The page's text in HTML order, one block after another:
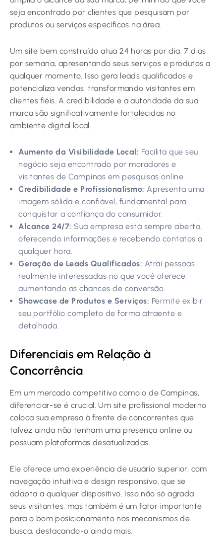
seja encontrado por clientes que pesquisam por
produtos ou serviços específicos na área.
Um site bem construído atua 24 horas por dia, 7 dias
por semana, apresentando seus serviços e produtos a
qualquer momento. Isso gera leads qualificados e
potencializa vendas, transformando visitantes em
clientes fiéis. A credibilidade e a autoridade da sua
marca são significativamente fortalecidas no
ambiente digital local.
Aumento da Visibilidade Local: Facilita que seu
negócio seja encontrado por moradores e
visitantes de Campinas em pesquisas online.
Credibilidade e Profissionalismo: Apresenta uma
imagem sólida e confiável, fundamental para
conquistar a confiança do consumidor.
Alcance 24/7: Sua empresa está sempre aberta,
oferecendo informações e recebendo contatos a
qualquer hora.
Geração de Leads Qualificados: Atrai pessoas
realmente interessadas no que você oferece,
aumentando as chances de conversão.
Showcase de Produtos e Serviços: Permite exibir
seu portfólio completo de forma atraente e
detalhada.
Diferenciais em Relação à
Concorrência
Em um mercado competitivo como o de Campinas,
diferenciar-se é crucial. Um site profissional moderno
coloca sua empresa à frente de concorrentes que
talvez ainda não tenham uma presença online ou
possuam plataformas desatualizadas.
Ele oferece uma experiência de usuário superior, com
navegação intuitiva e design responsivo, que se
adapta a qualquer dispositivo. Isso não só agrada
seus visitantes, mas também é um fator importante
para o bom posicionamento nos mecanismos de
busca, destacando-o ainda mais.